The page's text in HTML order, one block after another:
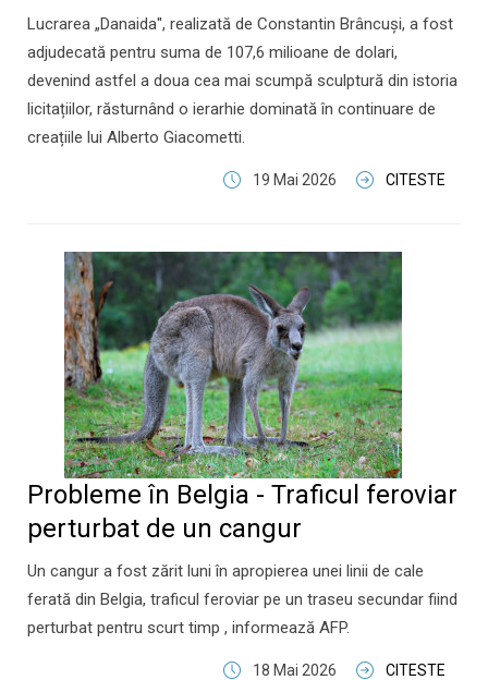
Lucrarea „Danaida'', realizată de Constantin Brâncuși, a fost
adjudecată pentru suma de 107,6 milioane de dolari,
devenind astfel a doua cea mai scumpă sculptură din istoria
licitațiilor, răsturnând o ierarhie dominată în continuare de
creațiile lui Alberto Giacometti.
19 Mai 2026 CITESTE
Probleme în Belgia - Traficul feroviar
perturbat de un cangur
Un cangur a fost zărit luni în apropierea unei linii de cale
ferată din Belgia, traficul feroviar pe un traseu secundar fiind
perturbat pentru scurt timp , informează AFP.
18 Mai 2026 CITESTE